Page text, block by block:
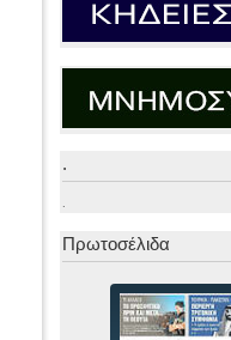
.
.
Πρωτοσέλιδα